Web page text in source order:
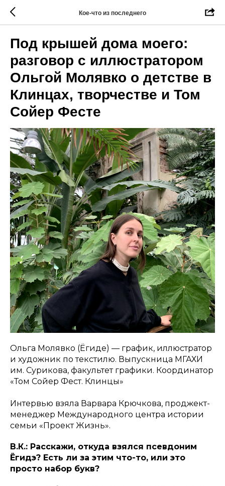
Кое-что из последнего
Под крышей дома моего:
разговор с иллюстратором
Ольгой Молявко о детстве в
Клинцах, творчестве и Том
Сойер Фесте
Ольга Молявко (Ёгиде) — график, иллюстратор
и художник по текстилю. Выпускница МГАХИ
им. Сурикова, факультет графики. Координатор
«Том Сойер Фест. Клинцы»
Интервью взяла Варвара Крючкова, проджект-
менеджер Международного центра истории
семьи «Проект Жизнь».
В.К.: Расскажи, откуда взялся псевдоним
Ёгидэ? Есть ли за этим что-то, или это
просто набор букв?